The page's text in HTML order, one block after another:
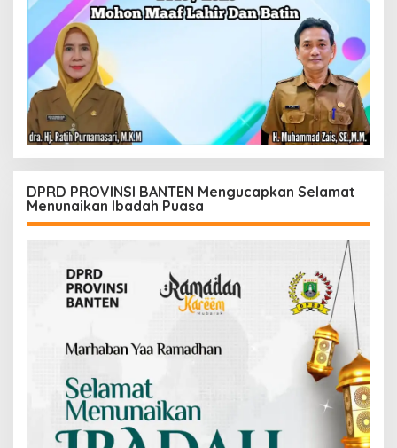
DPRD PROVINSI BANTEN Mengucapkan Selamat
Menunaikan Ibadah Puasa